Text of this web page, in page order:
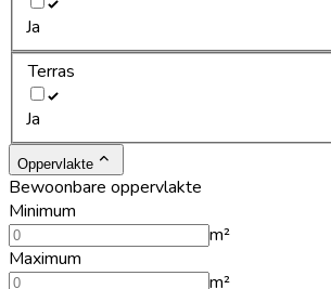
Ja
Terras
Ja
Oppervlakte
Bewoonbare oppervlakte
Minimum
m²
Maximum
m²